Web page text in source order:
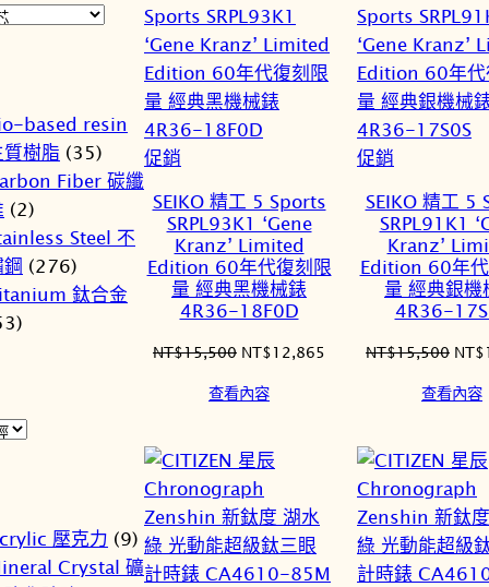
based resin
質樹脂 (35)
Fiber 碳纖
(2)
Steel 不
(276)
鈦合金
壓克力 (9)
Crystal 礦
促銷
商
品
SEIKO 精工 5 Sports
SRPL93K1 ‘Gene
Kranz’ Limited
Edition 60年代復刻限
量 經典黑機械錶
4R36-18F0D
NT$15,500 原
價
NT$12,865
NT$12,865。
查看內容
促銷
商
品
SEIKO 精工 5
SRPL91K1
Kranz’
Edition 60年
量 經典銀機
4R36-
NT$15,500 原
價
NT$
查看內容